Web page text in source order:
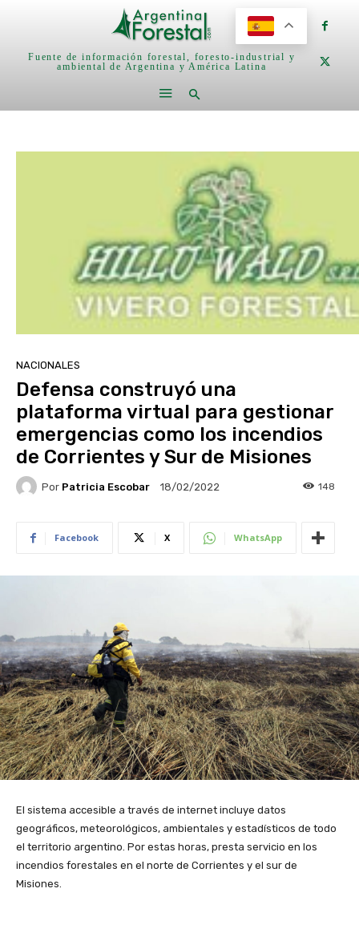
Fuente de información forestal, foresto-industrial y
ambiental de Argentina y América Latina
NACIONALES
Defensa construyó una
plataforma virtual para gestionar
emergencias como los incendios
de Corrientes y Sur de Misiones
Por Patricia Escobar 18/02/2022 148
Facebook X WhatsApp
El sistema accesible a través de internet incluye datos
geográficos, meteorológicos, ambientales y estadísticos de todo
el territorio argentino. Por estas horas, presta servicio en los
incendios forestales en el norte de Corrientes y el sur de
Misiones.